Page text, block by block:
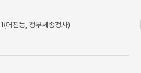
어진동, 정부세종청사)